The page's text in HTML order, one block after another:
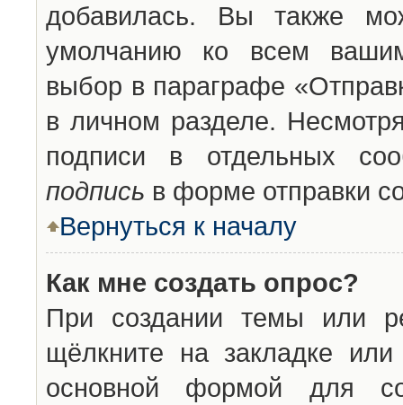
добавилась. Вы также
умолчанию ко всем
выбор в параграфе
в личном разделе.
подписи в отдельных
подпись в форме отправки
Вернуться к началу
Как мне создать опрос?
При создании темы или
щёлкните на закладке
основной формой для